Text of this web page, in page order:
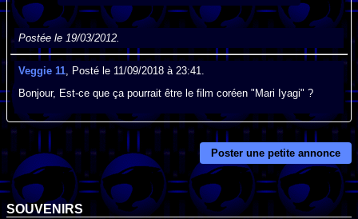
Postée le 19/03/2012.
Veggie 11 , Posté le 11/09/2018 à 23:41.
Bonjour, Est-ce que ça pourrait être le film coréen "Mari Iyagi" ?
Poster une petite annonce
SOUVENIRS